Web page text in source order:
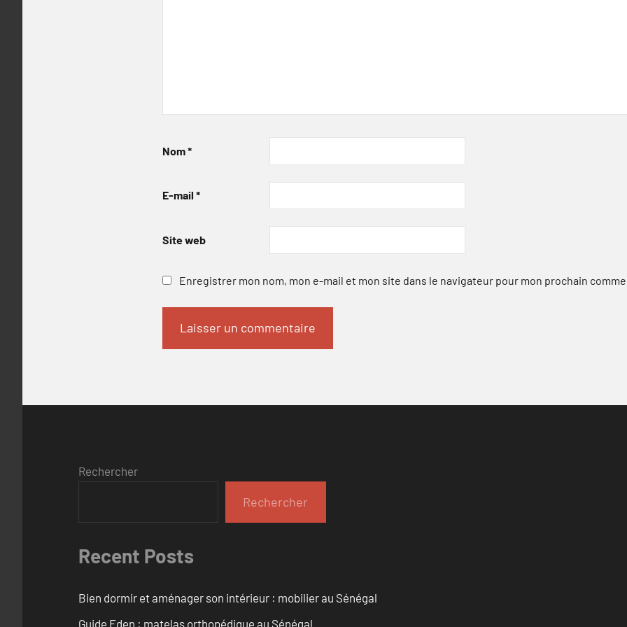
Nom*
E-mail *
Site web
Enregistrer mon nom, mon e-mail et mon site dans le navigateur pour mon prochain
Rechercher
Rechercher
Recent Posts
Bien dormir et aménager son intérieur : mobilier au Sénégal
Guide Eden : matelas orthopédique au Sénégal